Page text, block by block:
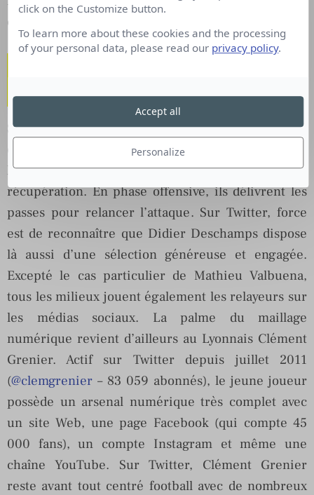
eux seuls près de 58 000 followers !
sans restriction !
Sur le terrain, les milieux sont les maillons
essentiels pour assurer la fluidité du jeu de
l’équipe. En phase défensive, ils œuvrent à la
récupération. En phase offensive, ils délivrent les
passes pour relancer l’attaque. Sur Twitter, force
est de reconnaître que Didier Deschamps dispose
là aussi d’une sélection généreuse et engagée.
Excepté le cas particulier de Mathieu Valbuena,
tous les milieux jouent également les relayeurs sur
les médias sociaux. La palme du maillage
numérique revient d’ailleurs au Lyonnais Clément
Grenier. Actif sur Twitter depuis juillet 2011
(@clemgrenier – 83 059 abonnés), le jeune joueur
possède un arsenal numérique très complet avec
un site Web, une page Facebook (qui compte 45
000 fans), un compte Instagram et même une
chaîne YouTube. Sur Twitter, Clément Grenier
reste avant tout centré football avec de nombreux
click on the Customize button.
To learn more about these cookies and the processing
of your personal data, please read our privacy policy.
Personalize
Accept all